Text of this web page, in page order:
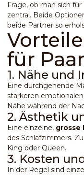
Frage, ob man sich
zentral. Beide
beide Partner so
für
1. Nähe und
Eine durchgehende
stärkeren
Nähe während der
2. Ästhetik
Eine einzelne, grosse
des Schlafzimmers.
King oder Queen.
3. Kosten
In der Regel sind